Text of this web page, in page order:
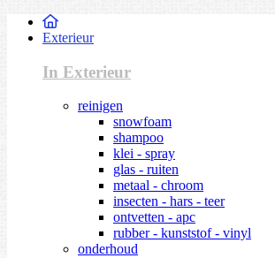
Exterieur
In Exterieur
reinigen
snowfoam
shampoo
klei - spray
glas - ruiten
metaal - chroom
insecten - hars - teer
ontvetten - apc
rubber - kunststof - vinyl
onderhoud